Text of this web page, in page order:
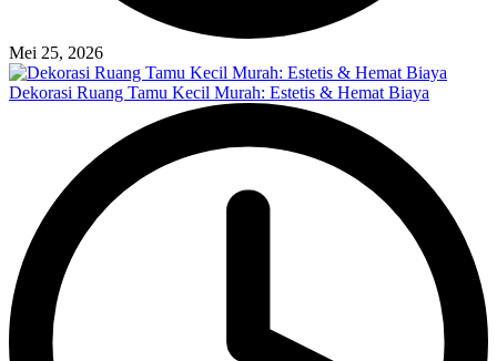
Mei 25, 2026
Dekorasi Ruang Tamu Kecil Murah: Estetis & Hemat Biaya